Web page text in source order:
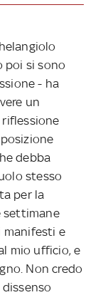
poi si sono
- ha
un
riflessione
debba
stesso
per la
settimane
manifesti e
mio ufficio, e
Non credo